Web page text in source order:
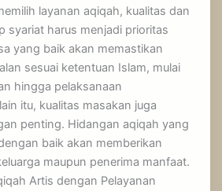
layanan aqiqah, kualitas dan
syariat harus menjadi prioritas
yang baik akan memastikan
sesuai ketentuan Islam, mulai
hingga pelaksanaan
itu, kualitas masakan juga
penting. Hidangan aqiqah yang
baik akan memberikan
maupun penerima manfaat.
Artis dengan Pelayanan